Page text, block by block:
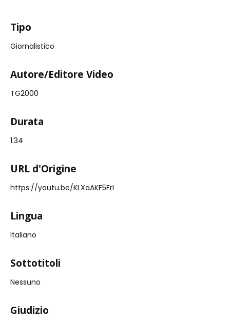
Tipo
Giornalistico
Autore/Editore Video
TG2000
Durata
1:34
URL d'Origine
https://youtu.be/KLXaAKF5FrI
Lingua
Italiano
Sottotitoli
Nessuno
Giudizio